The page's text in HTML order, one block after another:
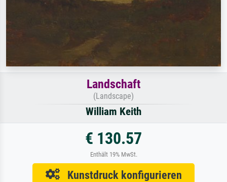
Landschaft
(Landscape)
William Keith
€ 130.57
Enthält 19% MwSt.
Kunstdruck konfigurieren